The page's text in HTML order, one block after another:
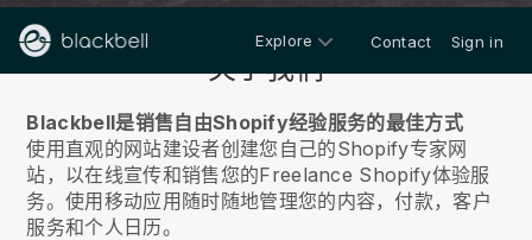
Explore Contact Sign in
关于我们
Blackbell是销售自由Shopify经验服务的最佳方式
使用直观的网站建设者创建您自己的Shopify专家网
站，以在线宣传和销售您的Freelance Shopify体验服
务。使用移动应用随时随地管理您的内容，付款，客户
服务和个人日历。